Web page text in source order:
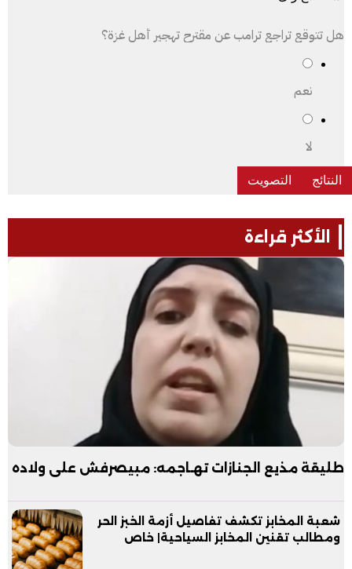
هل تتوقع تراجع ترامب عن مقترح تهجير أهل غزة؟
نعم
لا
الأكثر قراءة
طليقة مذيع الجنازات تهـاجمه: مبيصرفش على ولاده
شعبة المخابز تكشف تفاصيل أزمة الخبز الحر
ومطالب تقنين المخابز السياحية| خاص